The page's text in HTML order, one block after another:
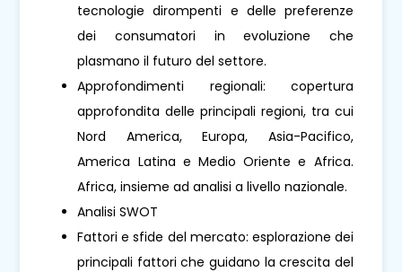
tecnologie dirompenti e delle preferenze
dei consumatori in evoluzione che
plasmano il futuro del settore.
Approfondimenti regionali: copertura
approfondita delle principali regioni, tra cui
Nord America, Europa, Asia-Pacifico,
America Latina e Medio Oriente e Africa.
Africa, insieme ad analisi a livello nazionale.
Analisi SWOT
Fattori e sfide del mercato: esplorazione dei
principali fattori che guidano la crescita del